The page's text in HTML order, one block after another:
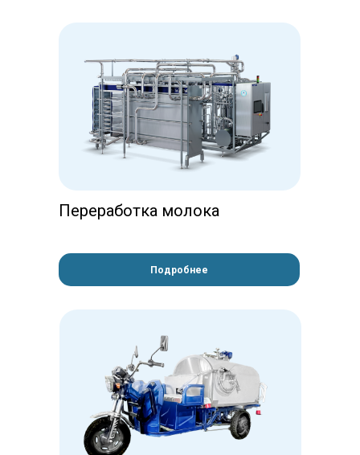
Переработка молока
Подробнее